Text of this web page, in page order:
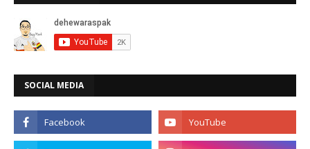
SOCIAL MEDIA